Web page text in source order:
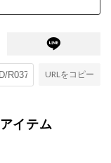
URLをコピー
イテム